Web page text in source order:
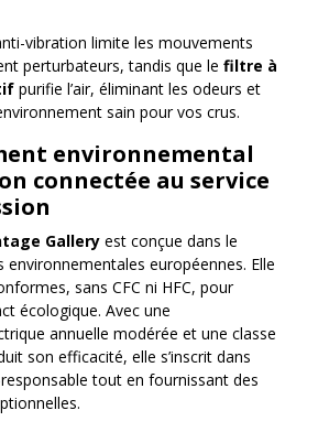
vibration limite les mouvements
perturbateurs, tandis que le filtre à
purifie l’air, éliminant les odeurs et
sain pour vos crus.
environnemental
connectée au service
Gallery est conçue dans le
environnementales européennes. Elle
sans CFC ni HFC, pour
écologique. Avec une
annuelle modérée et une classe
son efficacité, elle s’inscrit dans
tout en fournissant des